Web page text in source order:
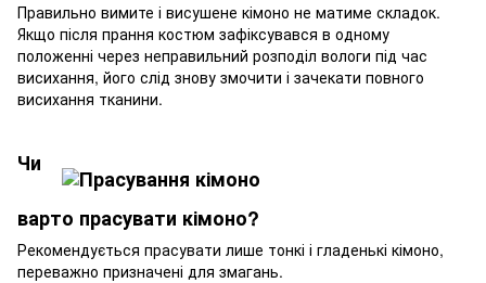
Правильно вимите і висушене кімоно не матиме складок.
Якщо після прання костюм зафіксувався в одному
положенні через неправильний розподіл вологи під час
висихання, його слід знову змочити і зачекати повного
висихання тканини.
Чи
варто прасувати кімоно?
Рекомендується прасувати лише тонкі і гладенькі кімоно,
переважно призначені для змагань.